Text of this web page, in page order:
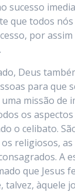
sucesso
que todos nós
por
Deus
para que
missão de
os aspectos
o celibato.
religiosos,
A
que Jesus
talvez, àquele